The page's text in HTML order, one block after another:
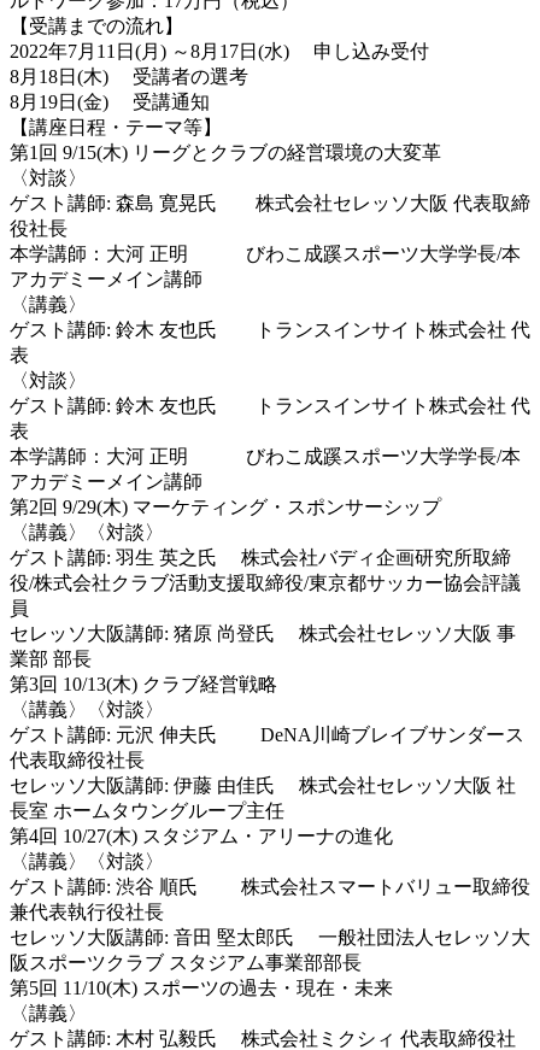
【受講までの流れ】
2022年7月11日(月) ～8月17日(水) 申し込み受付
8月18日(木) 受講者の選考
8月19日(金) 受講通知
【講座日程・テーマ等】
第1回 9/15(木) リーグとクラブの経営環境の大変革
〈対談〉
ゲスト講師: 森島 寛晃氏 株式会社セレッソ大阪 代表取締
役社長
本学講師：大河 正明 びわこ成蹊スポーツ大学学長/本
アカデミーメイン講師
〈講義〉
ゲスト講師: 鈴木 友也氏 トランスインサイト株式会社 代
表
〈対談〉
ゲスト講師: 鈴木 友也氏 トランスインサイト株式会社 代
表
本学講師：大河 正明 びわこ成蹊スポーツ大学学長/本
アカデミーメイン講師
第2回 9/29(木) マーケティング・スポンサーシップ
〈講義〉〈対談〉
ゲスト講師: 羽生 英之氏 株式会社バディ企画研究所取締
役/株式会社クラブ活動支援取締役/東京都サッカー協会評議
員
セレッソ大阪講師: 猪原 尚登氏 株式会社セレッソ大阪 事
業部 部長
第3回 10/13(木) クラブ経営戦略
〈講義〉〈対談〉
ゲスト講師: 元沢 伸夫氏 DeNA川崎ブレイブサンダース
代表取締役社長
セレッソ大阪講師: 伊藤 由佳氏 株式会社セレッソ大阪 社
長室 ホームタウングループ主任
第4回 10/27(木) スタジアム・アリーナの進化
〈講義〉〈対談〉
ゲスト講師: 渋谷 順氏 株式会社スマートバリュー取締役
兼代表執行役社長
セレッソ大阪講師: 音田 堅太郎氏 一般社団法人セレッソ大
阪スポーツクラブ スタジアム事業部部長
第5回 11/10(木) スポーツの過去・現在・未来
〈講義〉
ゲスト講師: 木村 弘毅氏 株式会社ミクシィ 代表取締役社